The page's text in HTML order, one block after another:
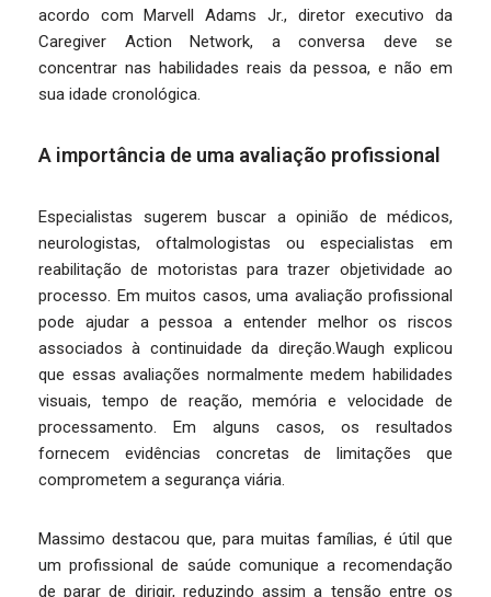
acordo com Marvell Adams Jr., diretor executivo da
Caregiver Action Network, a conversa deve se
concentrar nas habilidades reais da pessoa, e não em
sua idade cronológica.
A importância de uma avaliação profissional
Especialistas sugerem buscar a opinião de médicos,
neurologistas, oftalmologistas ou especialistas em
reabilitação de motoristas para trazer objetividade ao
processo. Em muitos casos, uma avaliação profissional
pode ajudar a pessoa a entender melhor os riscos
associados à continuidade da direção.Waugh explicou
que essas avaliações normalmente medem habilidades
visuais, tempo de reação, memória e velocidade de
processamento. Em alguns casos, os resultados
fornecem evidências concretas de limitações que
comprometem a segurança viária.
Massimo destacou que, para muitas famílias, é útil que
um profissional de saúde comunique a recomendação
de parar de dirigir, reduzindo assim a tensão entre os